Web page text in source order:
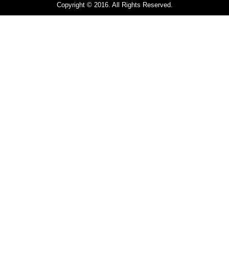
Copyright © 2016. All Rights Reserved.